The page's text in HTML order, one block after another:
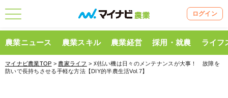
ログイン
農業ニュース 農業スキル 農業経営 採用・就農 ライフ
マイナビ農業TOP > 農家ライフ > 刈払い機は日々のメンテナンスが大事！ 故障を
防いで長持ちさせる手軽な方法【DIY的半農生活Vol.7】